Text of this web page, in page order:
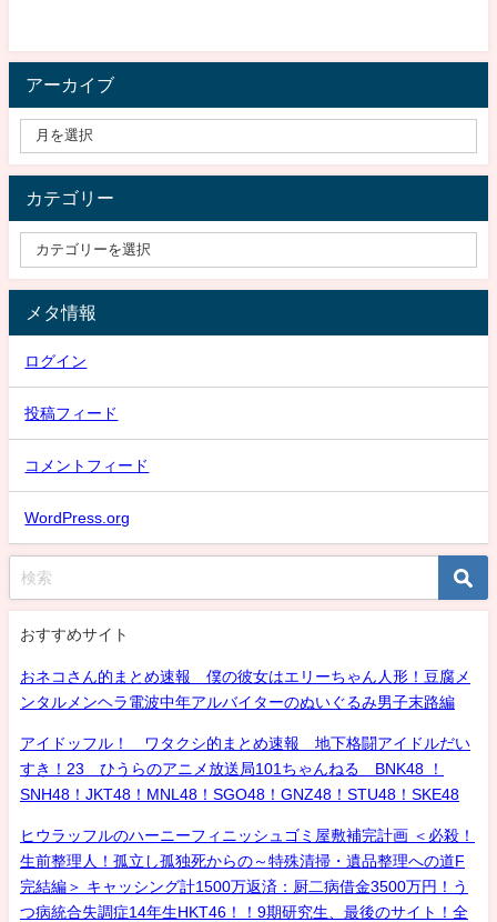
アーカイブ
カテゴリー
メタ情報
ログイン
投稿フィード
コメントフィード
WordPress.org
おすすめサイト
おネコさん的まとめ速報 僕の彼女はエリーちゃん人形！豆腐メ
ンタルメンヘラ電波中年アルバイターのぬいぐるみ男子末路編
アイドッフル！ ワタクシ的まとめ速報 地下格闘アイドルだい
すき！23 ひうらのアニメ放送局101ちゃんねる BNK48 ！
SNH48！JKT48！MNL48！SGO48！GNZ48！STU48！SKE48
ヒウラッフルのハーニーフィニッシュゴミ屋敷補完計画 ＜必殺！
生前整理人！孤立し孤独死からの～特殊清掃・遺品整理への道F
完結編＞ キャッシング計1500万返済：厨二病借金3500万円！う
つ病統合失調症14年生HKT46！！9期研究生、最後のサイト！全